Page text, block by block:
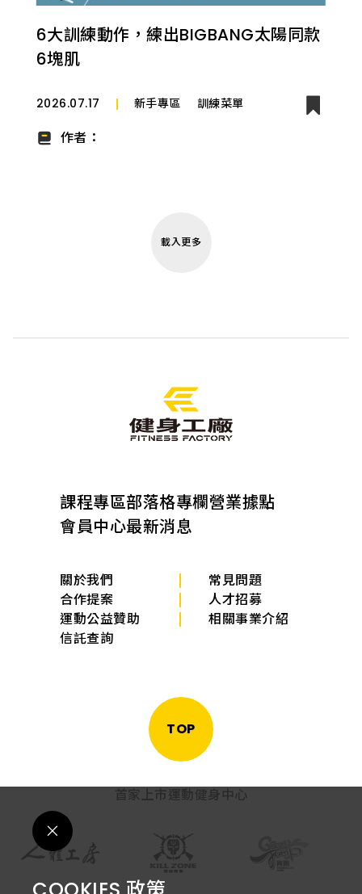
6大訓練動作，練出BIGBANG太陽同款
6塊肌
2026.07.17 新手專區 訓練菜單
作者：
載入更多
課程專區部落格專欄營業據點
會員中心最新消息
關於我們
常見問題
合作提案
人才招募
運動公益贊助
相關事業介紹
信託查詢
TOP
首家上市運動健身中心